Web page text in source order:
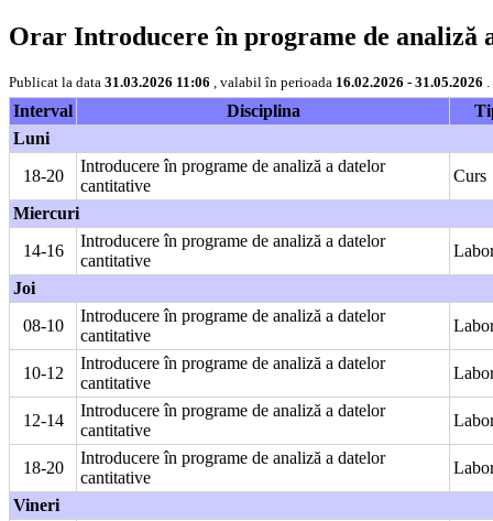
Orar Introducere în programe de analiză
Publicat la data 31.03.2026 11:06 , valabil în perioada 16.02.2026 - 31.05.2026
Interval Disciplina
Luni
18-20
Introducere în programe de analiză a datelor
cantitative
Curs
Miercuri
14-16
Introducere în programe de analiză a datelor
cantitative
Joi
08-10
Introducere în programe de analiză a datelor
cantitative
10-12
Introducere în programe de analiză a datelor
cantitative
12-14
Introducere în programe de analiză a datelor
cantitative
18-20
Introducere în programe de analiză a datelor
cantitative
Vineri